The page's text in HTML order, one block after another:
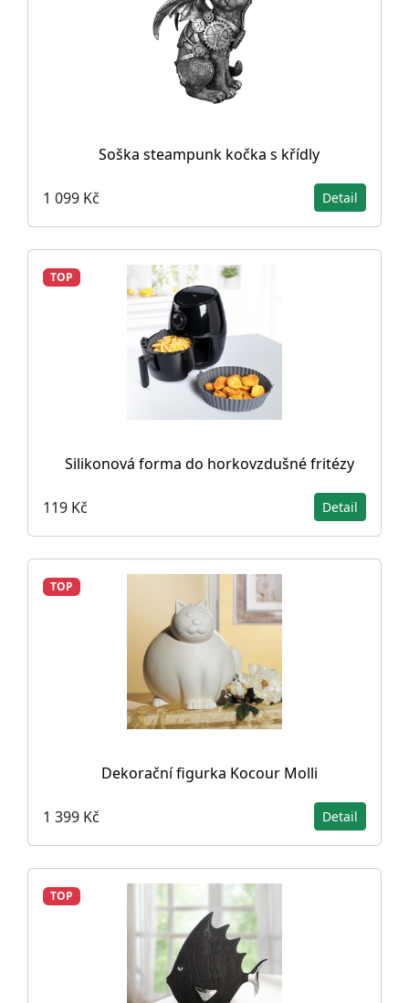
Soška steampunk kočka s křídly
1 099 Kč Detail
TOP
Silikonová forma do horkovzdušné fritézy
119 Kč Detail
TOP
Dekorační figurka Kocour Molli
1 399 Kč Detail
TOP